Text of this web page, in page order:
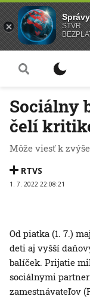
Sociálny
čelí
Môže viesť k
RTVS
1. 7. 2022 22:08:21
Od piatka (1. 7.)
deti aj vyšší
balíček. Prijatie
sociálnymi
zamestnávateľov
STVR